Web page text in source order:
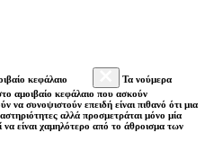
κεφάλαιο
Τα νούμερα
αμοιβαίο κεφάλαιο που ασκούν
να συνοψιστούν επειδή είναι πιθανό ότι μια
αλλά προσμετράται μόνο μία
είναι χαμηλότερο από το άθροισμα των